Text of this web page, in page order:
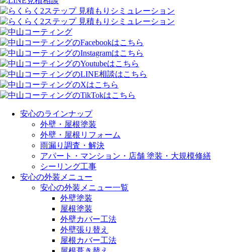
安心のラインナップ
外壁・屋根塗装
外壁・屋根リフォーム
雨漏り調査・解決
アパート・マンション・店舗 塗装・大規模修繕
シーリング工事
安心の外装メニュー
安心の外装メニュー一覧
外壁塗装
屋根塗装
外壁カバー工法
外壁張り替え
屋根カバー工法